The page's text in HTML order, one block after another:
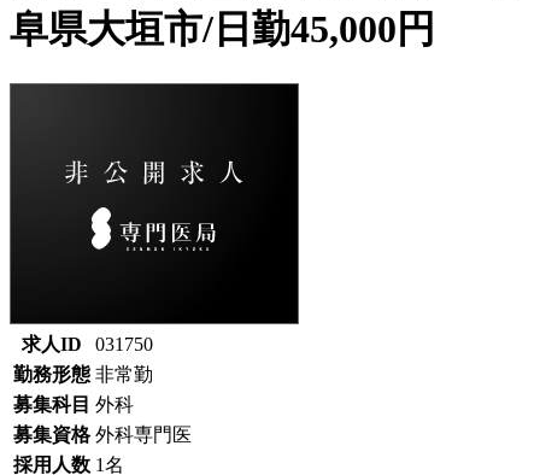
阜県大垣市/日勤45,000円
求人ID
031750
勤務形態 非常勤
募集科目 外科
募集資格 外科専門医
採用人数 1名